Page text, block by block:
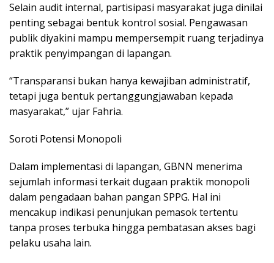
Selain audit internal, partisipasi masyarakat juga dinilai
penting sebagai bentuk kontrol sosial. Pengawasan
publik diyakini mampu mempersempit ruang terjadinya
praktik penyimpangan di lapangan.
“Transparansi bukan hanya kewajiban administratif,
tetapi juga bentuk pertanggungjawaban kepada
masyarakat,” ujar Fahria.
Soroti Potensi Monopoli
Dalam implementasi di lapangan, GBNN menerima
sejumlah informasi terkait dugaan praktik monopoli
dalam pengadaan bahan pangan SPPG. Hal ini
mencakup indikasi penunjukan pemasok tertentu
tanpa proses terbuka hingga pembatasan akses bagi
pelaku usaha lain.